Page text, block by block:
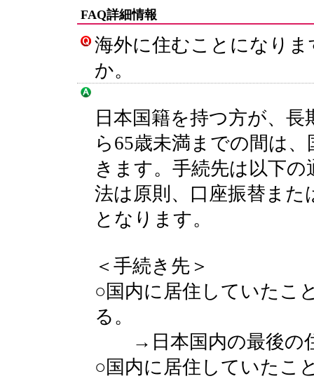
FAQ詳細情報
海外に住むことになり
か。
日本国籍を持つ方が、
ら65歳未満までの間は
きます。手続先は以下
法は原則、口座振替ま
となります。
＜手続き先＞
○国内に居住していたこ
る。
→日本国内の最後の住
○国内に居住していたこ